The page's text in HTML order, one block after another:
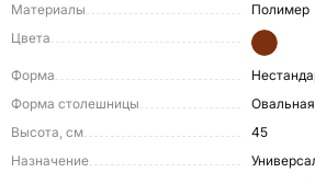
Материалы
Полимер
Цвета
Форма
Форма столешницы
Овальная
Высота, см
45
Назначение